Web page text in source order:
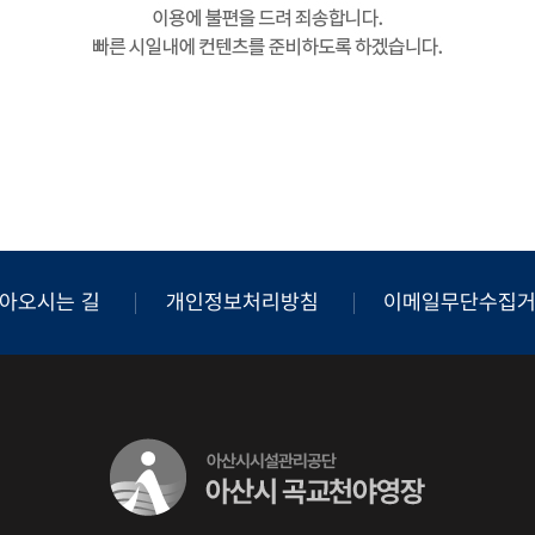
오시는 길 개인정보처리방침 이메일무단수집